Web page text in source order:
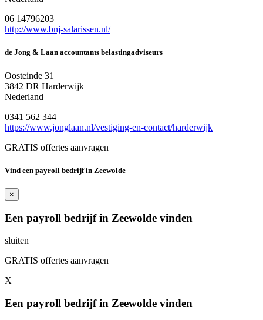
06 14796203
http://www.bnj-salarissen.nl/
de Jong & Laan accountants belastingadviseurs
Oosteinde 31
3842 DR Harderwijk
Nederland
0341 562 344
https://www.jonglaan.nl/vestiging-en-contact/harderwijk
GRATIS offertes aanvragen
Vind een payroll bedrijf in Zeewolde
×
Een payroll bedrijf in Zeewolde vinden
sluiten
GRATIS offertes aanvragen
X
Een payroll bedrijf in Zeewolde vinden